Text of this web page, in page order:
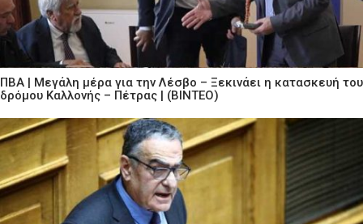
ΠΒΑ | Μεγάλη μέρα για την Λέσβο – Ξεκινάει η κατασκευή του
δρόμου Καλλονής – Πέτρας | (ΒΙΝΤΕΟ)